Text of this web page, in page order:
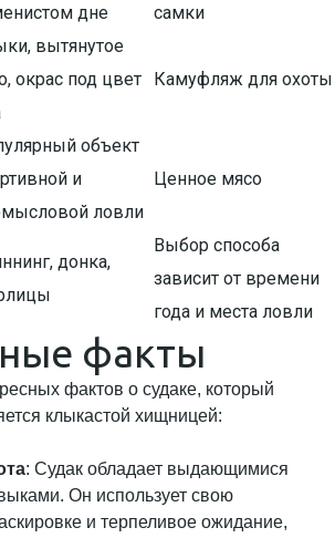
дне
самки
вытянутое
окрас под цвет
Камуфляж для охоты
объект
и
ловли
Ценное мясо
донка,
Выбор способа
зависит от времени
года и места ловли
факты
фактов о судаке, который
клыкастой хищницей:
: Судак обладает выдающимися
Он использует свою
и терпеливое ожидание,